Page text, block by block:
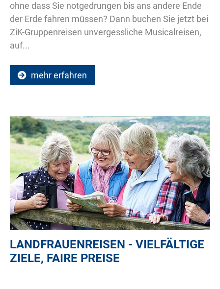
ohne dass Sie notgedrungen bis ans andere Ende
der Erde fahren müssen? Dann buchen Sie jetzt bei
ZiK-Gruppenreisen unvergessliche Musicalreisen,
auf...
mehr erfahren
LANDFRAUENREISEN - VIELFÄLTIGE
ZIELE, FAIRE PREISE